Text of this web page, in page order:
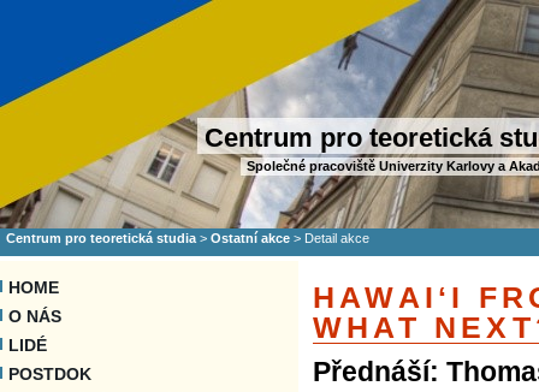
Centrum pro teoretická
Společné pracoviště Univerzity Karlovy a
Centrum pro teoretická studia > Ostatní akce > Detail akce
HOME
O NÁS
LIDÉ
POSTDOK
HAWAIʻI
WHAT
Přednáší: